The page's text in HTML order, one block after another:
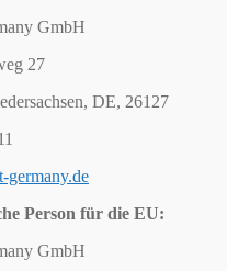
GmbH
27
DE, 26127
germany.de
Person für die EU:
GmbH